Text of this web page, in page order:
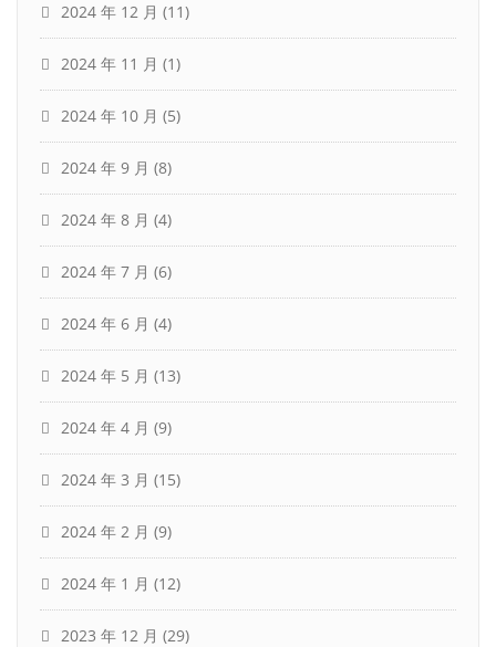
2024 年 12 月 (11)
2024 年 11 月 (1)
2024 年 10 月 (5)
2024 年 9 月 (8)
2024 年 8 月 (4)
2024 年 7 月 (6)
2024 年 6 月 (4)
2024 年 5 月 (13)
2024 年 4 月 (9)
2024 年 3 月 (15)
2024 年 2 月 (9)
2024 年 1 月 (12)
2023 年 12 月 (29)